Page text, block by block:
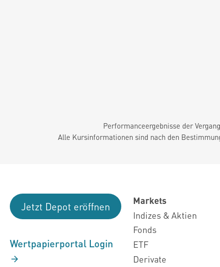
Performanceergebnisse der
Alle Kursinformationen sind nach den
Jetzt Depot eröffnen
Wertpapierportal Login
Markets
Indizes & Aktien
Fonds
ETF
Derivate